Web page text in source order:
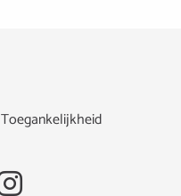
Toegankelijkheid